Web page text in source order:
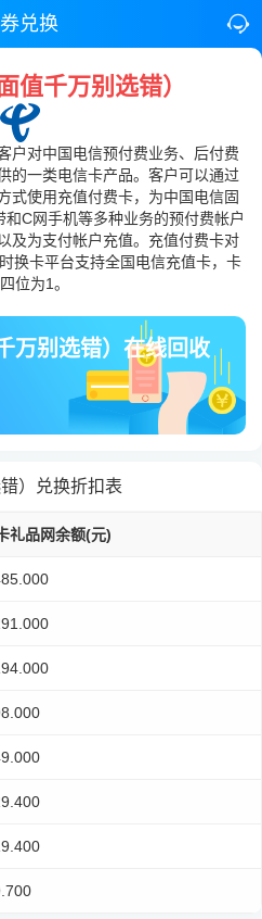
兑换
值千万别选错）
户对中国电信预付费业务、后付费
的一类电信卡产品。客户可以通过
式使用充值付费卡，为中国电信固
C网手机等多种业务的预付费帐户
及为支付帐户充值。充值付费卡对
换卡平台支持全国电信充值卡，卡
位为1。
万别选错）在线回收
）兑换折扣表
礼品网余额(元)